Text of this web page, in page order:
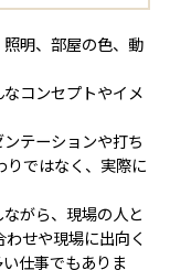
明、部屋の色、動
コンセプトやイメ
テーションや打ち
りではなく、実際に
がら、現場の人と
せや現場に出向く
仕事でもありま